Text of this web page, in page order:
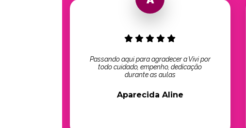
Passando aqui para agradecer a Vivi por
todo cuidado, empenho, dedicação
durante as aulas
Aparecida Aline